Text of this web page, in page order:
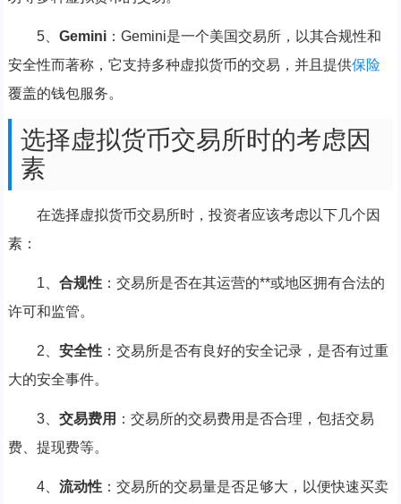
5、 Gemini：Gemini是一个美国交易所，以其合规性和
安全性而著称，它支持多种虚拟货币的交易，并且提供保险
覆盖的钱包服务。
选择虚拟货币交易所时的考虑因
素
在选择虚拟货币交易所时，投资者应该考虑以下几个因
素：
1、 合规性：交易所是否在其运营的**或地区拥有合法的
许可和监管。
2、 安全性：交易所是否有良好的安全记录，是否有过重
大的安全事件。
3、 交易费用 ：交易所的交易费用是否合理，包括交易
费、提现费等。
4、 流动性：交易所的交易量是否足够大，以便快速买卖